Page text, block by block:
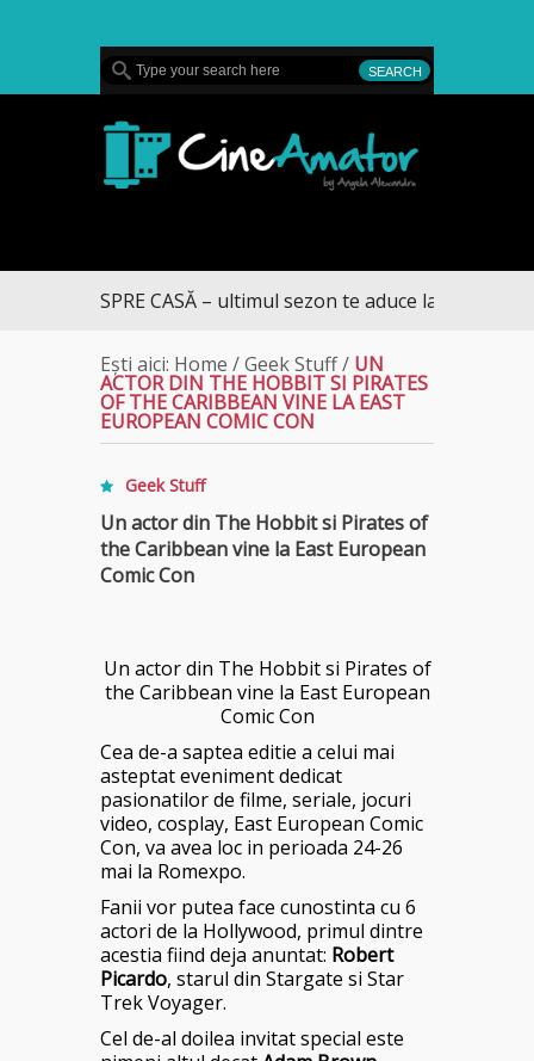
SPRE CASĂ – ultimul sezon te aduce la DIVA
Ești aici: Home /Geek Stuff/ UN
ACTOR DIN THE HOBBIT SI PIRATES
OF THE CARIBBEAN VINE LA EAST
EUROPEAN COMIC CON
Geek Stuff
Un actor din The Hobbit si Pirates of
the Caribbean vine la East European
Comic Con
Un actor din The Hobbit si Pirates of
the Caribbean vine la East European
Comic Con
Cea de-a saptea editie a celui mai
asteptat eveniment dedicat
pasionatilor de filme, seriale, jocuri
video, cosplay, East European Comic
Con, va avea loc in perioada 24-26
mai la Romexpo.
Fanii vor putea face cunostinta cu 6
actori de la Hollywood, primul dintre
acestia fiind deja anuntat: Robert
Picardo, starul din Stargate si Star
Trek Voyager.
Cel de-al doilea invitat special este